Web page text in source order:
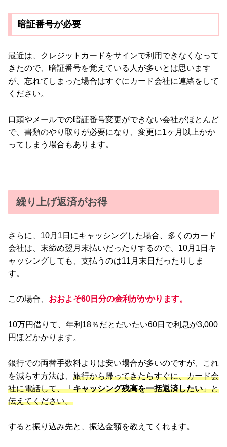
暗証番号が必要
最近は、クレジットカードをサインで利用できなくなって
きたので、暗証番号を覚えている人が多いとは思います
が、忘れてしまった場合はすぐにカード会社に連絡をして
ください。
口頭やメールでの暗証番号変更ができない会社がほとんど
で、書類のやり取りが必要になり、変更に1ヶ月以上かか
ってしまう場合もあります。
繰り上げ返済がお得
さらに、10月1日にキャッシングした場合、多くのカード
会社は、末締め翌月末払いだったりするので、10月1日キ
ャッシングしても、支払うのは11月末日だったりしま
す。
この場合、 おおよそ60日分の金利がかかります。
10万円借りて、年利18％だとだいたい60日で利息が3,000
円ほどかかります。
銀行での両替手数料よりは安い場合が多いのですが、これ
を減らす方法は、 旅行から帰ってきたらすぐに、カード会
社に電話して、「キャッシング残高を一括返済したい」と
伝えてください。
すると振り込み先と、振込金額を教えてくれます。